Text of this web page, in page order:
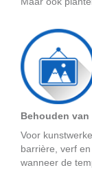
Behouden
Voor
barrière, verf
wanneer de